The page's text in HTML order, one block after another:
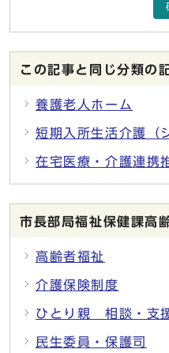
この記事と同じ分類の
養護老人ホーム
短期入所生活介護（
在宅医療・介護連携
市長部局福祉保健課高
高齢者福祉
介護保険制度
ひとり親 相談・支
民生委員・保護司